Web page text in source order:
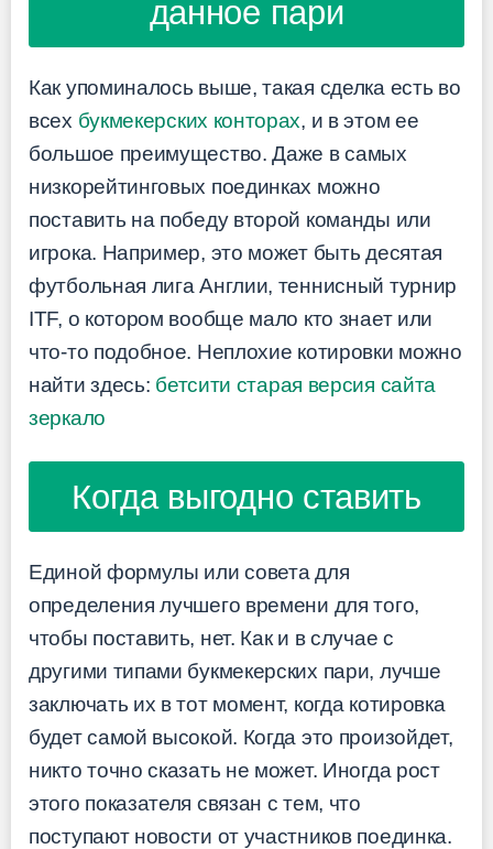
данное пари
Как упоминалось выше, такая сделка есть во
всех букмекерских конторах, и в этом ее
большое преимущество. Даже в самых
низкорейтинговых поединках можно
поставить на победу второй команды или
игрока. Например, это может быть десятая
футбольная лига Англии, теннисный турнир
ITF, о котором вообще мало кто знает или
что-то подобное. Неплохие котировки можно
найти здесь: бетсити старая версия сайта
зеркало
Когда выгодно ставить
Единой формулы или совета для
определения лучшего времени для того,
чтобы поставить, нет. Как и в случае с
другими типами букмекерских пари, лучше
заключать их в тот момент, когда котировка
будет самой высокой. Когда это произойдет,
никто точно сказать не может. Иногда рост
этого показателя связан с тем, что
поступают новости от участников поединка.